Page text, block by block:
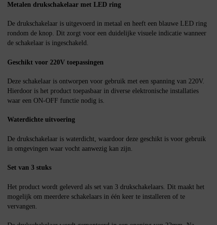
Metalen drukschakelaar met LED ring
De drukschakelaar is uitgevoerd in metaal en heeft een blauwe LED ring
rondom de knop. Dit zorgt voor een duidelijke visuele indicatie wanneer
de schakelaar is ingeschakeld.
Geschikt voor 220V toepassingen
Deze schakelaar is ontworpen voor gebruik met een spanning van 220V.
Hierdoor is het product toepasbaar in diverse elektronische installaties
waar een ON-OFF functie nodig is.
Waterdichte uitvoering
De drukschakelaar is waterdicht, waardoor deze geschikt is voor gebruik
in omgevingen waar vocht aanwezig kan zijn.
Set van 3 stuks
Het product wordt geleverd als set van 3 drukschakelaars. Dit maakt het
mogelijk om meerdere schakelaars in één keer te installeren of te
vervangen.